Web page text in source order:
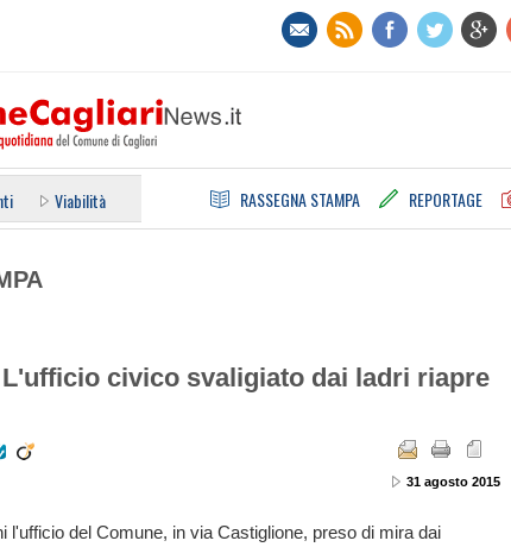
Viabilità RASSEGNA STAMPA REPORTAGE
civico svaligiato dai ladri riapre
31 agosto 2015
l'ufficio del Comune, in via Castiglione, preso di mira dai